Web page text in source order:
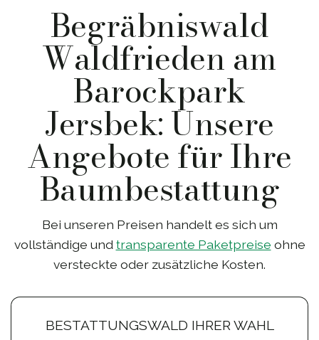
Begräbniswald
Waldfrieden am
Barockpark
Jersbek: Unsere
Angebote für Ihre
Baumbestattung
Bei unseren Preisen handelt es sich um
vollständige und transparente Paketpreise ohne
versteckte oder zusätzliche Kosten.
BESTATTUNGSWALD IHRER WAHL